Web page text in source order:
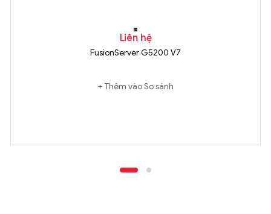
Liên hệ
FusionServer G5200 V7
Thêm vào So sánh